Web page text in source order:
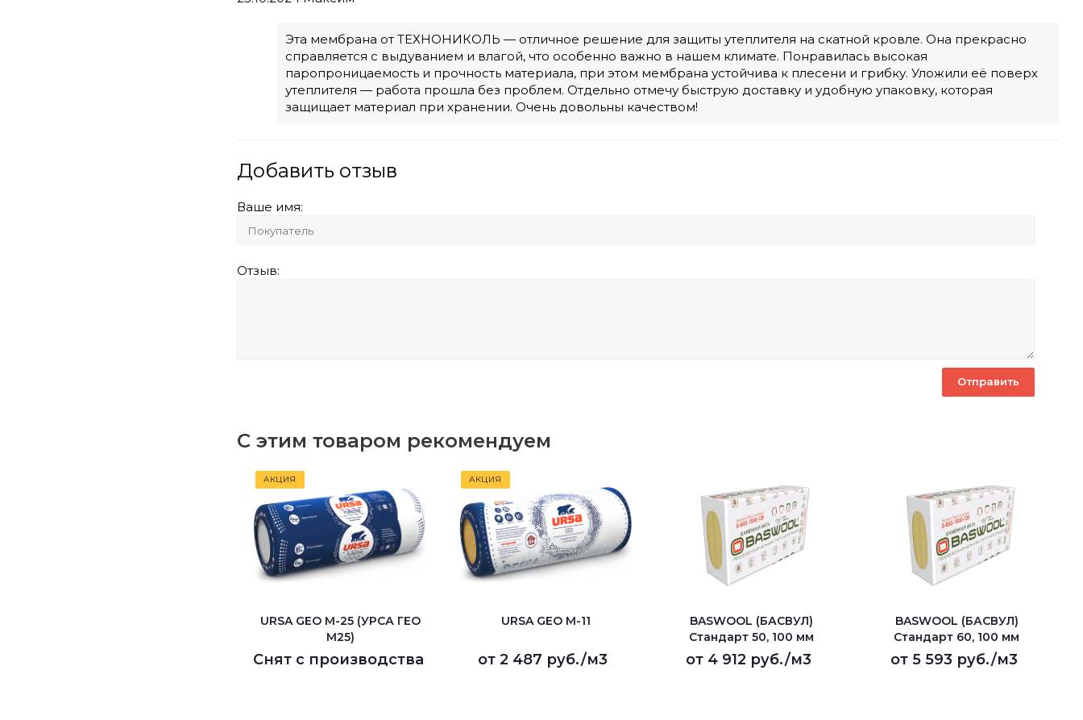
Эта мембрана от ТЕХНОНИКОЛЬ — отличное решение для защиты утеплителя на скатной кровле. Она прекрасно
справляется с выдуванием и влагой, что особенно важно в нашем климате. Понравилась высокая
паропроницаемость и прочность материала, при этом мембрана устойчива к плесени и грибку. Уложили её поверх
утеплителя — работа прошла без проблем. Отдельно отмечу быструю доставку и удобную упаковку, которая
защищает материал при хранении. Очень довольны качеством!
Добавить отзыв
Ваше имя:
Отзыв:
С этим товаром рекомендуем
АКЦИЯ
URSA GEO М-25 (УРСА ГЕО
М25)
Снят с производства
АКЦИЯ
URSA GEO M-11
от 2 487 руб./м3
BASWOOL (БАСВУЛ)
Стандарт 50, 100 мм
от 4 912 руб./м3
BASWOOL (БАСВУЛ)
Стандарт 60, 100 мм
от 5 593 руб./м3